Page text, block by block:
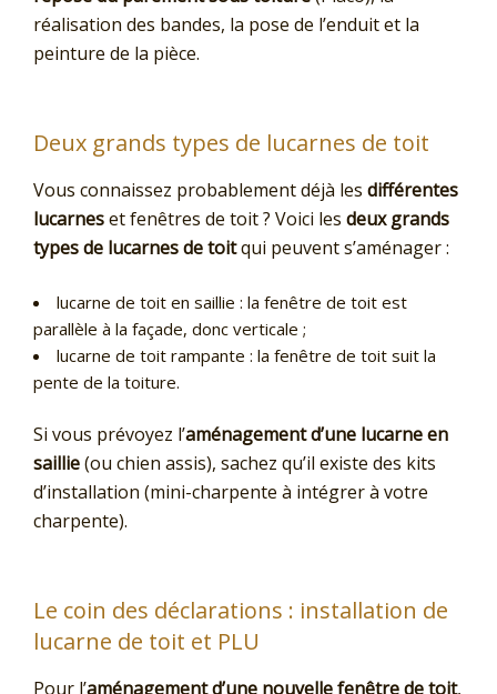
réalisation des bandes, la pose de l’enduit et la
peinture de la pièce.
Deux grands types de lucarnes de toit
Vous connaissez probablement déjà les différentes
lucarneset fenêtres de toit ? Voici les deux grands
types de lucarnes de toitqui peuvent s’aménager :
lucarne de toit en saillie : la fenêtre de toit est
parallèle à la façade, donc verticale ;
lucarne de toit rampante : la fenêtre de toit suit la
pente de la toiture.
Si vous prévoyez l’aménagement d’une lucarne en
saillie(ou chien assis), sachez qu’il existe des kits
d’installation (mini-charpente à intégrer à votre
charpente).
Le coin des déclarations : installation de
lucarne de toit et PLU
Pour l’aménagement d’une nouvelle fenêtre de toit,